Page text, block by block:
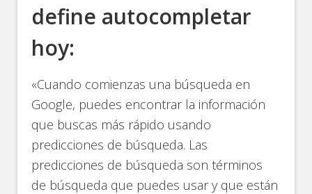
define autocompletar
hoy:
«Cuando comienzas una búsqueda en
Google, puedes encontrar la información
que buscas más rápido usando
predicciones de búsqueda. Las
predicciones de búsqueda son términos
de búsqueda que puedes usar y que están